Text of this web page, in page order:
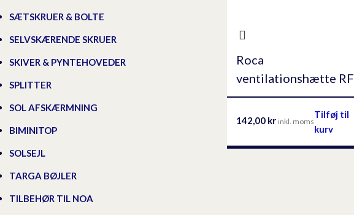
SÆTSKRUER & BOLTE
SELVSKÆRENDE SKRUER
SKIVER & PYNTEHOVEDER
SPLITTER
SOL AFSKÆRMNING
BIMINITOP
SOLSEJL
TARGA BØJLER
TILBEHØR TIL NOA
Roca
ventilationshætte RF
142,00 kr inkl. moms
Tilføj til
kurv